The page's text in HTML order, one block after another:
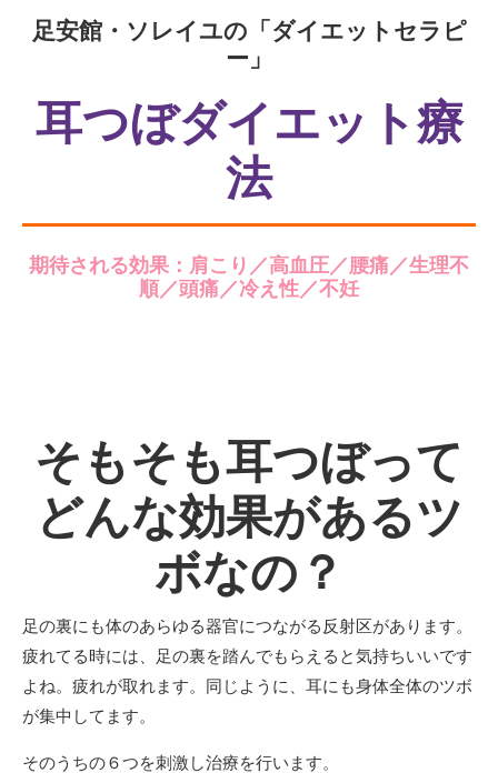
足安館・ソレイユの「ダイエットセラピ
ー」
耳つぼダイエット療
法
期待される効果：肩こり／高血圧／腰痛／生理不
順／頭痛／冷え性／不妊
そもそも耳つぼって
どんな効果があるツ
ボなの？
足の裏にも体のあらゆる器官につながる反射区があります。
疲れてる時には、足の裏を踏んでもらえると気持ちいいです
よね。疲れが取れます。同じように、耳にも身体全体のツボ
が集中してます。
そのうちの６つを刺激し治療を行います。